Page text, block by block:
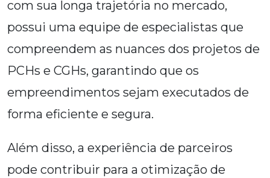
com sua longa trajetória no mercado,
possui uma equipe de especialistas que
compreendem as nuances dos projetos de
PCHs e CGHs, garantindo que os
empreendimentos sejam executados de
forma eficiente e segura.
Além disso, a experiência de parceiros
pode contribuir para a otimização de